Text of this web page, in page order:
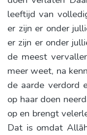
leeftijd van
er zijn er onder
er zijn er onder
de meest
meer weet, na
de aarde verdord
op haar doen
op en brengt
Dat is omdat